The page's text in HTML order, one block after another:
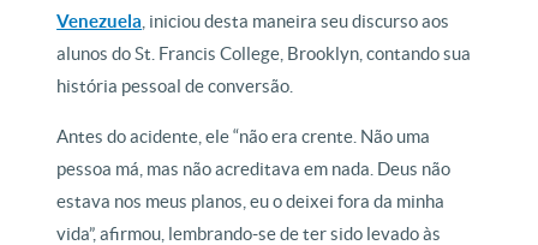
Venezuela , iniciou desta maneira seu discurso aos
alunos do St. Francis College, Brooklyn, contando sua
história pessoal de conversão.
Antes do acidente, ele “não era crente. Não uma
pessoa má, mas não acreditava em nada. Deus não
estava nos meus planos, eu o deixei fora da minha
vida”, afirmou, lembrando-se de ter sido levado às